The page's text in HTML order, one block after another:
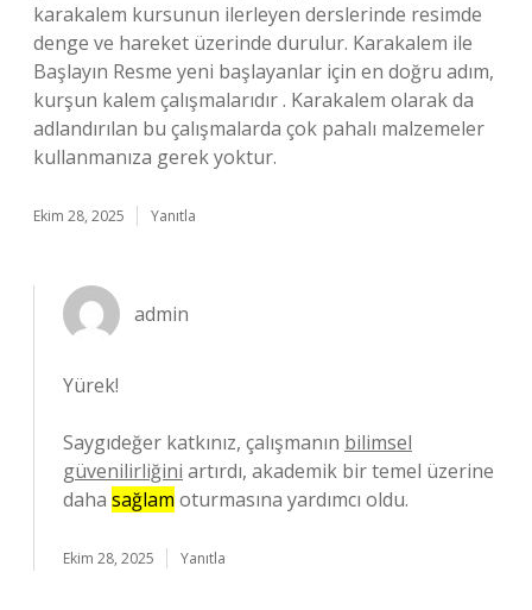
karakalem kursunun ilerleyen derslerinde resimde
denge ve hareket üzerinde durulur. Karakalem ile
Başlayın Resme yeni başlayanlar için en doğru adım,
kurşun kalem çalışmalarıdır . Karakalem olarak da
adlandırılan bu çalışmalarda çok pahalı malzemeler
kullanmanıza gerek yoktur.
Ekim 28, 2025 Yanıtla
admin
Yürek!
Saygıdeğer katkınız, çalışmanın bilimsel
güvenilirliğini artırdı, akademik bir temel üzerine
daha sağlam oturmasına yardımcı oldu.
Ekim 28, 2025 Yanıtla